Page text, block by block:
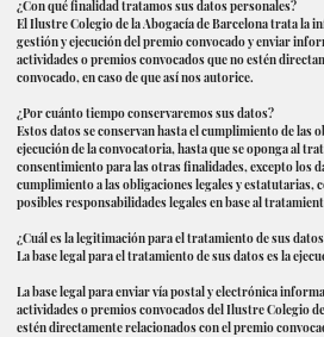
¿Con qué finalidad tratamos sus datos personales?
El Ilustre Colegio de la Abogacía de Barcelona trata la
gestión y ejecución del premio convocado y enviar
actividades o premios convocados que no estén
convocado, en caso de que así nos autorice.
¿Por cuánto tiempo conservaremos sus datos?
Estos datos se conservan hasta el cumplimiento de las
ejecución de la convocatoria, hasta que se oponga al
consentimiento para las otras finalidades, excepto los
cumplimiento a las obligaciones legales y estatutarias,
posibles responsabilidades legales en base al
¿Cuál es la legitimación para el tratamiento de sus
La base legal para el tratamiento de sus datos es la
La base legal para enviar vía postal y electrónica
actividades o premios convocados del Ilustre Colegio
estén directamente relacionados con el premio